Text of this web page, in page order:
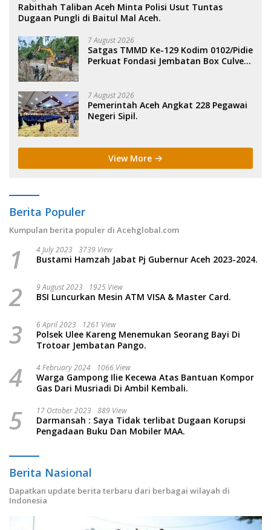
Rabithah Taliban Aceh Minta Polisi Usut Tuntas
Dugaan Pungli di Baitul Mal Aceh.
7 August 2026
Satgas TMMD Ke-129 Kodim 0102/Pidie
Perkuat Fondasi Jembatan Box Culvert
7 August 2026
Pemerintah Aceh Angkat 228 Pegawai
Negeri Sipil.
View More
Berita Populer
Kumpulan berita populer di Acehglobal.com
1 4 July 2023 3739 View
Bustami Hamzah Jabat Pj Gubernur Aceh 2023-2024.
2 9 August 2023 1925 View
BSI Luncurkan Mesin ATM VISA & Master Card.
3 6 April 2023 1261 View
Polsek Ulee Kareng Menemukan Seorang Bayi Di
Trotoar Jembatan Pango.
4 4 February 2024 1066 View
Warga Gampong Ilie Kecewa Atas Bantuan Kompor
Gas Dari Musriadi Di Ambil Kembali.
5 17 October 2023 889 View
Darmansah : Saya Tidak terlibat Dugaan Korupsi
Pengadaan Buku Dan Mobiler MAA.
Berita Nasional
Dapatkan update berita terbaru dari berbagai wilayah di
Indonesia